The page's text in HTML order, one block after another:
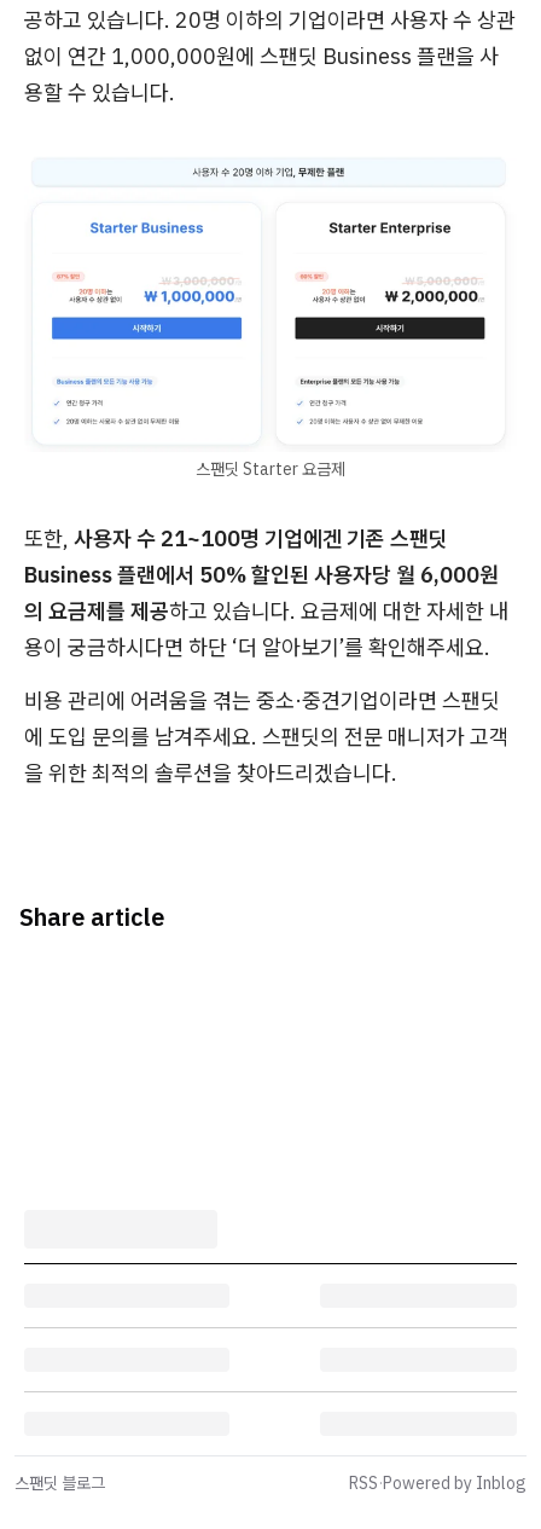
공하고 있습니다. 20명 이하의 기업이라면 사용자 수 상관
없이 연간 1,000,000원에 스팬딧 Business 플랜을 사
용할 수 있습니다.
스팬딧 Starter 요금제
또한, 사용자 수 21~100명 기업에겐 기존 스팬딧
Business 플랜에서 50% 할인된 사용자당 월 6,000원
의 요금제를 제공하고 있습니다. 요금제에 대한 자세한 내
용이 궁금하시다면 하단 ‘더 알아보기’를 확인해주세요.
비용 관리에 어려움을 겪는 중소·중견기업이라면 스팬딧
에 도입 문의를 남겨주세요. 스팬딧의 전문 매니저가 고객
을 위한 최적의 솔루션을 찾아드리겠습니다.
Share article
스팬딧 블로그 RSS·Powered by Inblog